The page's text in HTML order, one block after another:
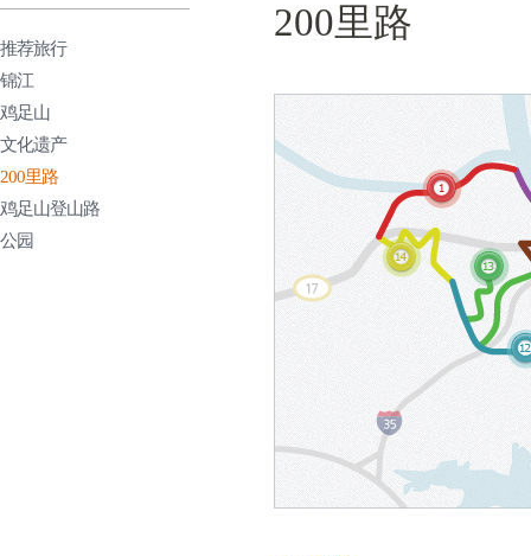
推荐旅行
锦江
鸡足山
文化遗产
200里路
鸡足山登山路
公园
200里路